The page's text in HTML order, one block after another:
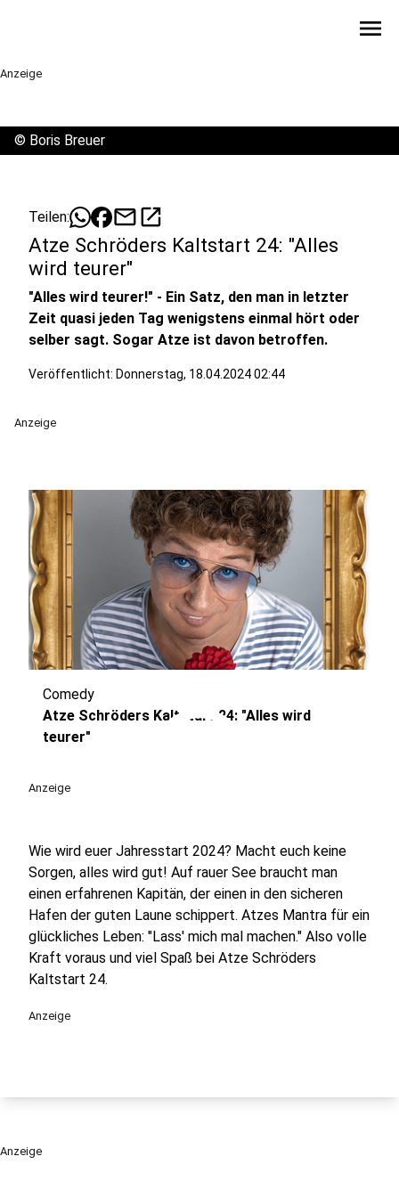
menu
Anzeige
© Boris Breuer
Teilen: mailopen_in_new
Atze Schröders Kaltstart 24: "Alles
wird teurer"
"Alles wird teurer!" - Ein Satz, den man in letzter
Zeit quasi jeden Tag wenigstens einmal hört oder
selber sagt. Sogar Atze ist davon betroffen.
Veröffentlicht: Donnerstag, 18.04.2024 02:44
Anzeige
play_circle
Comedy
Atze Schröders Kaltstart 24: "Alles wird
teurer"
Anzeige
Wie wird euer Jahresstart 2024? Macht euch keine
Sorgen, alles wird gut! Auf rauer See braucht man
einen erfahrenen Kapitän, der einen in den sicheren
Hafen der guten Laune schippert. Atzes Mantra für ein
glückliches Leben: "Lass' mich mal machen." Also volle
Kraft voraus und viel Spaß bei Atze Schröders
Kaltstart 24.
Anzeige
Anzeige